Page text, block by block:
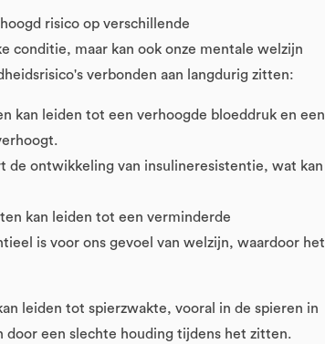
risico op verschillende
conditie, maar kan ook onze mentale welzijn
verbonden aan langdurig zitten:
kan leiden tot een verhoogde bloeddruk en een
de ontwikkeling van insulineresistentie, wat kan
kan leiden tot een verminderde
is voor ons gevoel van welzijn, waardoor het
leiden tot spierzwakte, vooral in de spieren in
door een slechte houding tijdens het zitten.